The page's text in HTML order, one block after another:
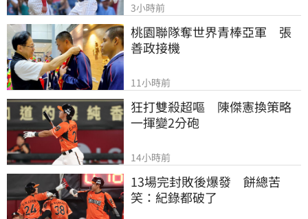
3小時前
桃園聯隊奪世界青棒亞軍　張
善政接機
11小時前
狂打雙殺超嘔　陳傑憲換策略
一揮變2分砲
14小時前
13場完封敗後爆發　餅總苦
笑：紀錄都破了